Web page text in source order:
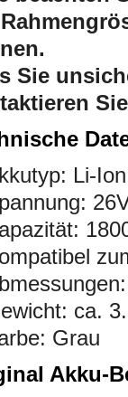
Sie
Li-Ion
ca.
Grau
Akku-